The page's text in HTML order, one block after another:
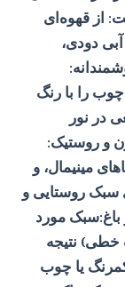
از قهوه‌ای
دودی،
را با رنگ
در نور
و روستیک:
مینیمال، و
سبک روستایی و
باغ:سبک مورد
نتیجه
یا چوب